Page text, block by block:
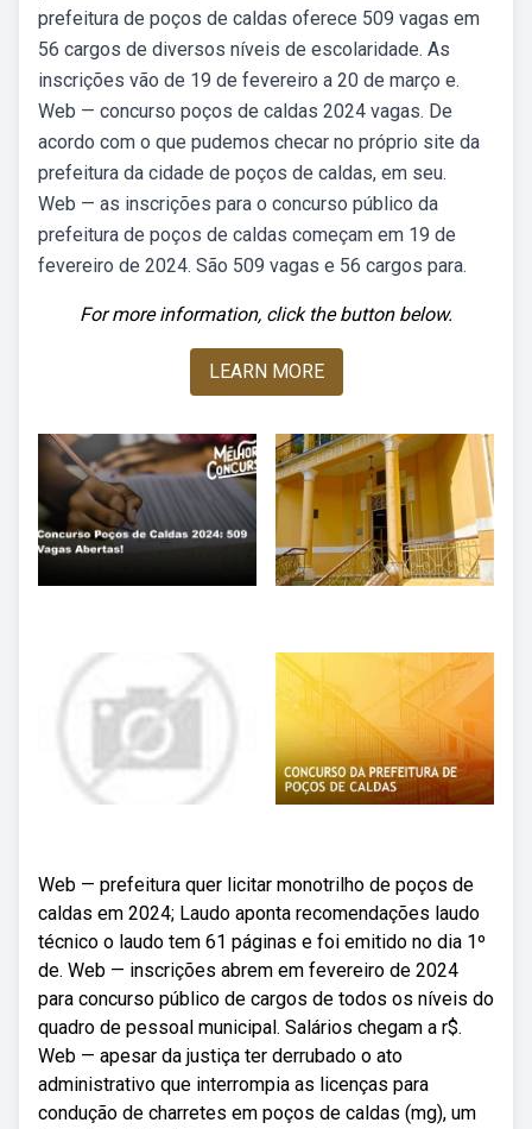
prefeitura de poços de caldas oferece 509 vagas em
56 cargos de diversos níveis de escolaridade. As
inscrições vão de 19 de fevereiro a 20 de março e.
Web — concurso poços de caldas 2024 vagas. De
acordo com o que pudemos checar no próprio site da
prefeitura da cidade de poços de caldas, em seu.
Web — as inscrições para o concurso público da
prefeitura de poços de caldas começam em 19 de
fevereiro de 2024. São 509 vagas e 56 cargos para.
For more information, click the button below.
LEARN MORE
Web — prefeitura quer licitar monotrilho de poços de
caldas em 2024; Laudo aponta recomendações laudo
técnico o laudo tem 61 páginas e foi emitido no dia 1º
de. Web — inscrições abrem em fevereiro de 2024
para concurso público de cargos de todos os níveis do
quadro de pessoal municipal. Salários chegam a r$.
Web — apesar da justiça ter derrubado o ato
administrativo que interrompia as licenças para
condução de charretes em poços de caldas (mg), um